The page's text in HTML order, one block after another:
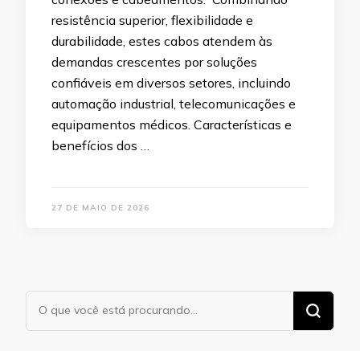
resistência superior, flexibilidade e
durabilidade, estes cabos atendem às
demandas crescentes por soluções
confiáveis em diversos setores, incluindo
automação industrial, telecomunicações e
equipamentos médicos. Características e
benefícios dos …
27 DE MAIO DE 2026
Procurando